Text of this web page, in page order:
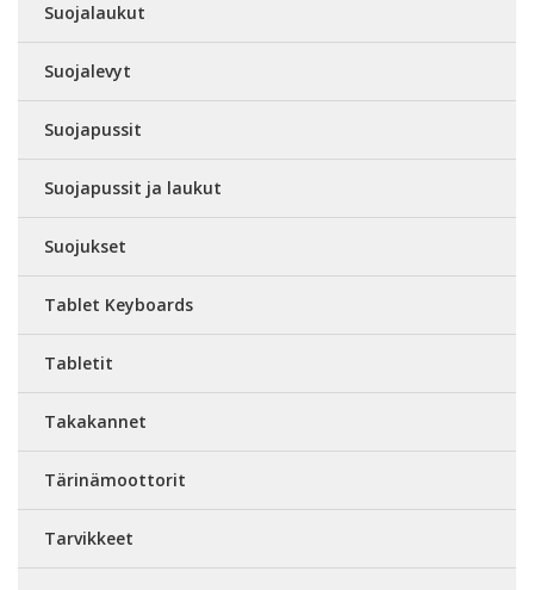
Suojalaukut
Suojalevyt
Suojapussit
Suojapussit ja laukut
Suojukset
Tablet Keyboards
Tabletit
Takakannet
Tärinämoottorit
Tarvikkeet